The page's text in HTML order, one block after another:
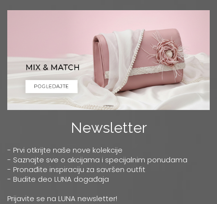
Newsletter
- Prvi otkrijte naše nove kolekcije
- Saznajte sve o akcijama i specijalnim ponudama
- Pronađite inspiraciju za savršen outfit
- Budite deo LUNA događaja
Prijavite se na LUNA newsletter!